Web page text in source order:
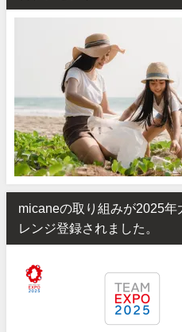
micaneの取り組みが2025
レンジ登録されました。